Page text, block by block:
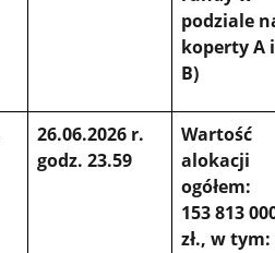
podziale
koperty A i
B)
26.06.2026 r.
godz. 23.59
Wartość
alokacji
ogółem:
153 813
zł., w tym: